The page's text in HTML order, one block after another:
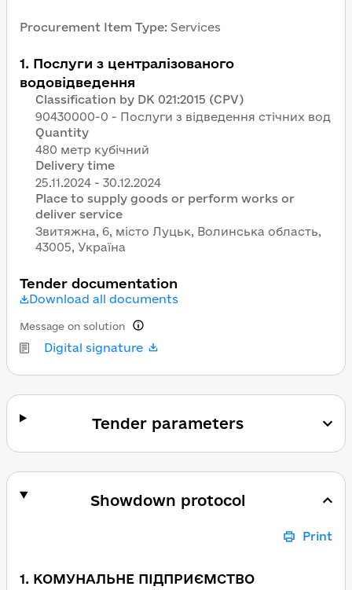
Procurement Item Type: Services
1. Послуги з централізованого
водовідведення
Classification by DK 021:2015 (CPV)
90430000-0 - Послуги з відведення стічних вод
Quantity
480 метр кубічний
Delivery time
Place to supply goods or perform works or
deliver service
Звитяжна, 6, місто Луцьк, Волинська область,
43005, Україна
Tender documentation
Download all documents
Digital signature
Message on solution
Tender parameters
Showdown protocol
Print
1. КОМУНАЛЬНЕ ПІДПРИЄМСТВО